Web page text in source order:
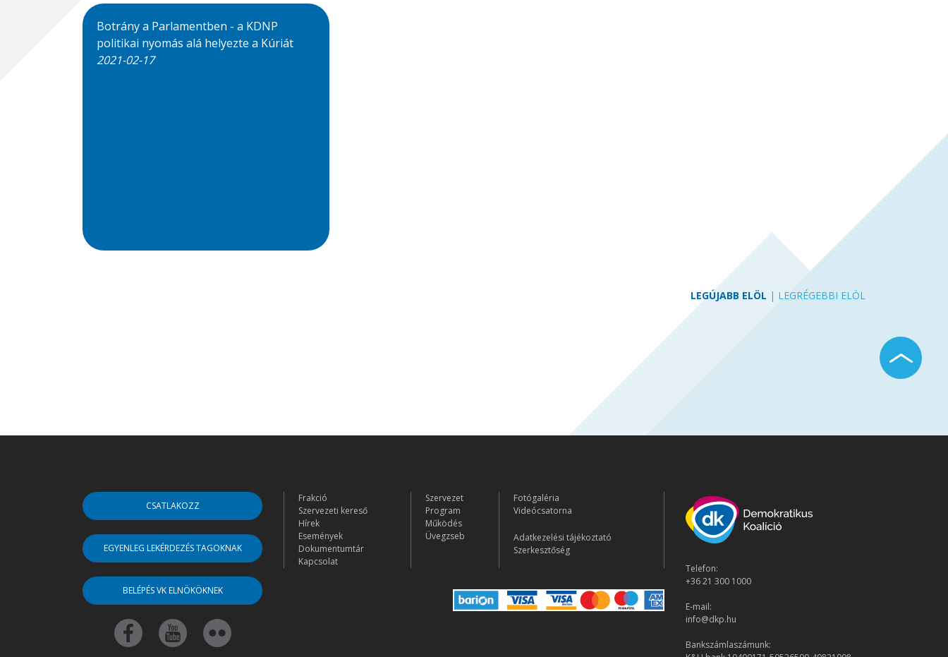
Botrány a Parlamentben - a KDNP
politikai nyomás alá helyezte a Kúriát
2021-02-17
LEGÚJABB ELÖL | LEGRÉGEBBI ELÖL
CSATLAKOZZ
EGYENLEG LEKÉRDEZÉS TAGOKNAK
BELÉPÉS VK ELNÖKÖKNEK
Frakció
Szervezeti kereső
Hírek
Események
Dokumentumtár
Kapcsolat
Szervezet
Program
Működés
Üvegzseb
Fotógaléria
Videócsatorna
Adatkezelési tájékoztató
Szerkesztőség
Telefon:
+36 21 300 1000
E-mail:
info@dkp.hu
Bankszámlaszámunk: